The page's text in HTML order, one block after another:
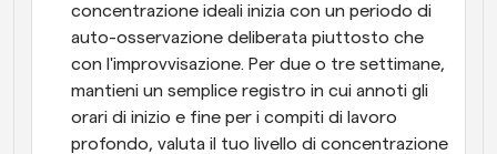
concentrazione ideali inizia con un periodo di
auto-osservazione deliberata piuttosto che
con l'improvvisazione. Per due o tre settimane,
mantieni un semplice registro in cui annoti gli
orari di inizio e fine per i compiti di lavoro
profondo, valuta il tuo livello di concentrazione